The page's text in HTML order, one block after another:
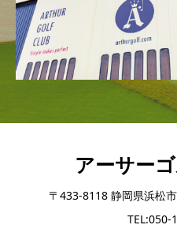
アーサー
〒433-8118 静岡県浜松
TEL:050-